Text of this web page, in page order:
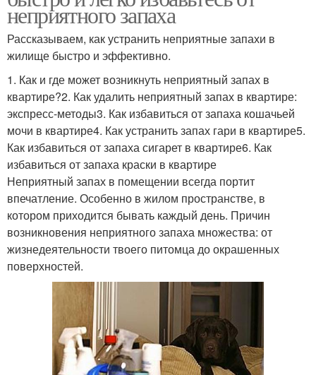
неприятного запаха
Рассказываем, как устранить неприятные запахи в
жилище быстро и эффективно.
1. Как и где может возникнуть неприятный запах в
квартире?2. Как удалить неприятный запах в квартире:
экспресс-методы3. Как избавиться от запаха кошачьей
мочи в квартире4. Как устранить запах гари в квартире5.
Как избавиться от запаха сигарет в квартире6. Как
избавиться от запаха краски в квартире
Неприятный запах в помещении всегда портит
впечатление. Особенно в жилом пространстве, в
котором приходится бывать каждый день. Причин
возникновения неприятного запаха множества: от
жизнедеятельности твоего питомца до окрашенных
поверхностей.